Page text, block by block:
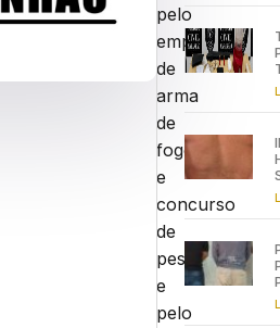
pelo
emprego
de
arma
de
fogo
e
concurso
de
pessoas
e
pelo